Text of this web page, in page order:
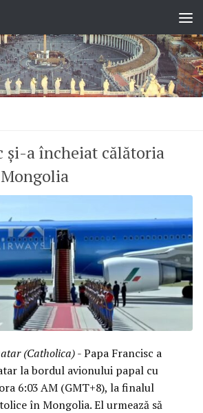
și-a încheiat călătoria
(Catholica)- Papa Francisc a
la bordul avionului papal cu
6:03 AM (GMT+8), la finalul
în Mongolia. El urmează să